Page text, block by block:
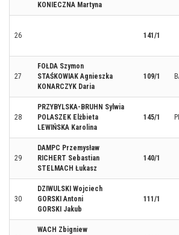
KONIECZNA Martyna
26 141/1
27
FOŁDA Szymon
STAŚKOWIAK Agnieszka
KONARCZYK Daria
109/1
28
PRZYBYLSKA-BRUHN Sylwia
POLASZEK Elżbieta
LEWIŃSKA Karolina
145/1
29
DAMPC Przemysław
RICHERT Sebastian
STELMACH Łukasz
140/1
30
DZIWULSKI Wojciech
GORSKI Antoni
GORSKI Jakub
111/1
WACH Zbigniew